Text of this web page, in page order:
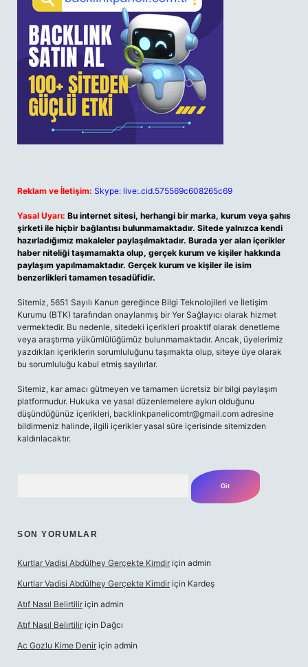
Reklam ve İletişim: Skype: live:.cid.575569c608265c69
Yasal Uyarı: Bu internet sitesi, herhangi bir marka, kurum veya şahıs
şirketi ile hiçbir bağlantısı bulunmamaktadır. Sitede yalnızca kendi
hazırladığımız makaleler paylaşılmaktadır. Burada yer alan içerikler
haber niteliği taşımamakta olup, gerçek kurum ve kişiler hakkında
paylaşım yapılmamaktadır. Gerçek kurum ve kişiler ile isim
benzerlikleri tamamen tesadüfidir.
Sitemiz, 5651 Sayılı Kanun gereğince Bilgi Teknolojileri ve İletişim
Kurumu (BTK) tarafından onaylanmış bir Yer Sağlayıcı olarak hizmet
vermektedir. Bu nedenle, sitedeki içerikleri proaktif olarak denetleme
veya araştırma yükümlülüğümüz bulunmamaktadır. Ancak, üyelerimiz
yazdıkları içeriklerin sorumluluğunu taşımakta olup, siteye üye olarak
bu sorumluluğu kabul etmiş sayılırlar.
Sitemiz, kar amacı gütmeyen ve tamamen ücretsiz bir bilgi paylaşım
platformudur. Hukuka ve yasal düzenlemelere aykırı olduğunu
düşündüğünüz içerikleri, backlinkpanelicomtr@gmail.com adresine
bildirmeniz halinde, ilgili içerikler yasal süre içerisinde sitemizden
kaldırılacaktır.
SON YORUMLAR
Kurtlar Vadisi Abdülhey Gerçekte Kimdir için admin
Kurtlar Vadisi Abdülhey Gerçekte Kimdir için Kardeş
Atıf Nasıl Belirtilir için admin
Atıf Nasıl Belirtilir için Dağcı
Ac Gozlu Kime Denir için admin